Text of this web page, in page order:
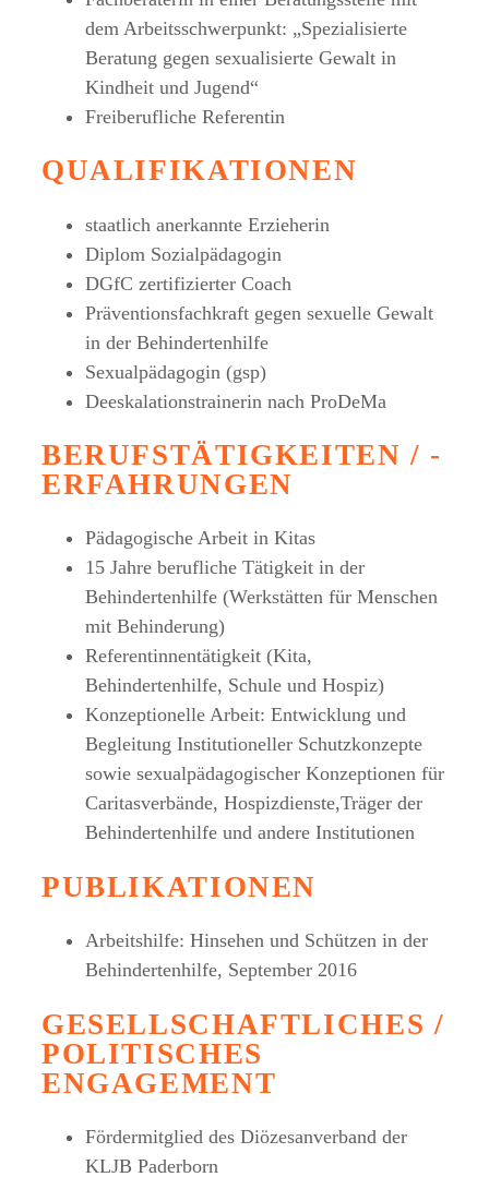
dem Arbeitsschwerpunkt: „Spezialisierte
Beratung gegen sexualisierte Gewalt in
Kindheit und Jugend“
Freiberufliche Referentin
QUALIFIKATIONEN
staatlich anerkannte Erzieherin
Diplom Sozialpädagogin
DGfC zertifizierter Coach
Präventionsfachkraft gegen sexuelle Gewalt
in der Behindertenhilfe
Sexualpädagogin (gsp)
Deeskalationstrainerin nach ProDeMa
BERUFSTÄTIGKEITEN / -
ERFAHRUNGEN
Pädagogische Arbeit in Kitas
15 Jahre berufliche Tätigkeit in der
Behindertenhilfe (Werkstätten für Menschen
mit Behinderung)
Referentinnentätigkeit (Kita,
Behindertenhilfe, Schule und Hospiz)
Konzeptionelle Arbeit: Entwicklung und
Begleitung Institutioneller Schutzkonzepte
sowie sexualpädagogischer Konzeptionen für
Caritasverbände, Hospizdienste,Träger der
Behindertenhilfe und andere Institutionen
PUBLIKATIONEN
Arbeitshilfe: Hinsehen und Schützen in der
Behindertenhilfe, September 2016
GESELLSCHAFTLICHES /
POLITISCHES
ENGAGEMENT
Fördermitglied des Diözesanverband der
KLJB Paderborn